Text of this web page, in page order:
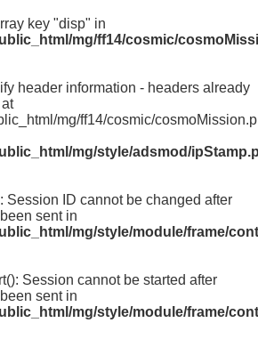
key "disp" in
mg/ff14/cosmic/
header information - headers already
mg/ff14/cosmic/
mg/style/adsmod/
Session ID cannot be changed after
sent in
mg/style/module/frame/
Session cannot be started after
sent in
mg/style/module/frame/